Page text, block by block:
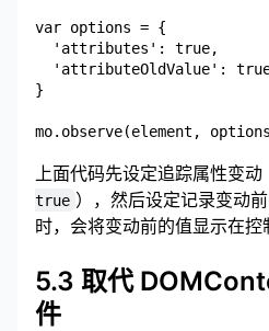
var options = {
  'attributes': true,
'attributeOldValue':
}
上面代码先设定追踪属性变动
true ），然后设定记录变动
时，会将变动前的值显示在控
5.3 取代
件